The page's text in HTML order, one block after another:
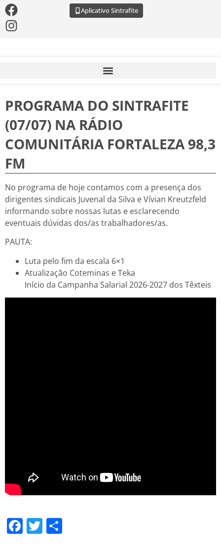
Aplicativo Sintrafite
PROGRAMA DO SINTRAFITE
(07/07) NA RÁDIO
COMUNITÁRIA FORTALEZA 98,3
FM
No programa de hoje contamos com a presença dos
dirigentes sindicais Juvenal da Silva e Vívian Kreutzfeld
informando sobre nossas lutas e esclarecendo
eventuais dúvidas dos/as trabalhadores/as.
PAUTA:
Luta pelo fim da escala 6×1
Atualização Coteminas e Teka
Início da Campanha Salarial 2026-2027 dos Têxteis
Facebook
Twitter